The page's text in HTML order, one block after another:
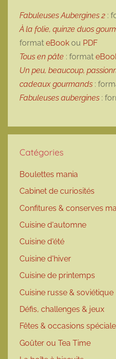
Fabuleuses Aubergines 2 :
À la folie, quinze duos
format eBook ou PDF
Tous en pâte : format
Un peu, beaucoup,
cadeaux gourmands :
Fabuleuses aubergines :
Catégories
Boulettes mania
Cabinet de curiosités
Confitures & conserves
Cuisine d'automne
Cuisine d'été
Cuisine d'hiver
Cuisine de printemps
Cuisine russe & soviétique
Défis, challenges & jeux
Fêtes & occasions
Goûter ou Tea Time